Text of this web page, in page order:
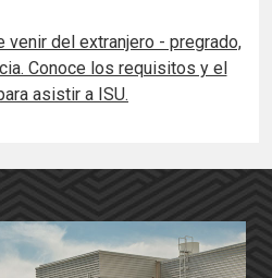
venir del extranjero - pregrado,
Conoce los requisitos y el
asistir a ISU.